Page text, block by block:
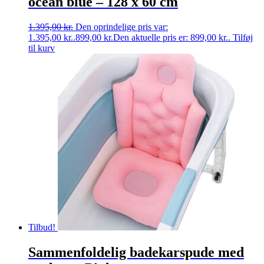
1.395,00kr. Den oprindelige pris var:
1.395,00 kr..899,00 kr.Den aktuelle pris er: 899,00 kr.. Tilføj
til kurv
Tilbud!
Sammenfoldelig badekarspude med